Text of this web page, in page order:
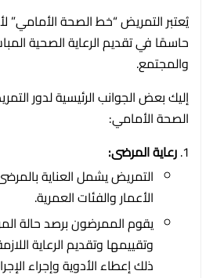
يُعتبر التمريض “خط الصحة الأمامي”
حاسمًا في تقديم الرعاية الصحية
والمجتمع.
إليك بعض الجوانب الرئيسية لدور
الصحة الأمامي:
رعاية المرضى:
التمريض يشمل العناية
الأعمار والفئات العمرية.
يقوم الممرضون برصد حالة
وتقييمها وتقديم الرعاية
ذلك إعطاء الأدوية وإجراء